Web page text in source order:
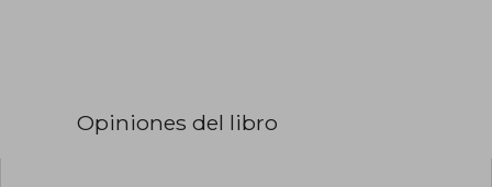
Opiniones del libro